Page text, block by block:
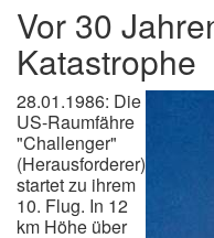
Vor 30
Katastrophe
28.01.1986: Die
US-Raumfähre
"Challenger"
(Herausforderer)
startet zu ihrem
10. Flug. In 12
km Höhe über